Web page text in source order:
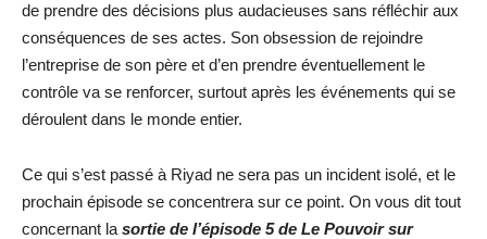
de prendre des décisions plus audacieuses sans réfléchir aux
conséquences de ses actes. Son obsession de rejoindre
l’entreprise de son père et d’en prendre éventuellement le
contrôle va se renforcer, surtout après les événements qui se
déroulent dans le monde entier.
Ce qui s’est passé à Riyad ne sera pas un incident isolé, et le
prochain épisode se concentrera sur ce point. On vous dit tout
concernant la sortie de l’épisode 5 de Le Pouvoir sur